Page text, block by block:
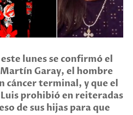
lunes se confirmó el
Garay, el hombre
cáncer terminal, y que el
prohibió en reiteradas
de sus hijas para que